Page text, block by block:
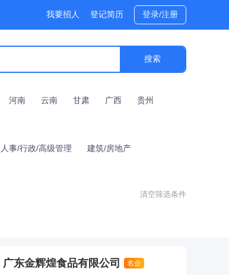
我要招人 登记简历 登录/注册
河南 云南 甘肃 广西 贵州
人事/行政/高级管理 建筑/房地产
清空筛选条件
广东金辉煌食品有限公司 名企